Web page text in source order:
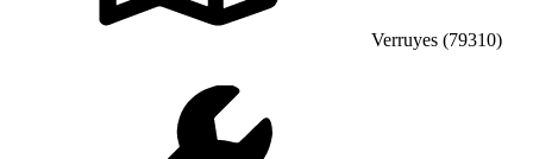
Verruyes (79310)